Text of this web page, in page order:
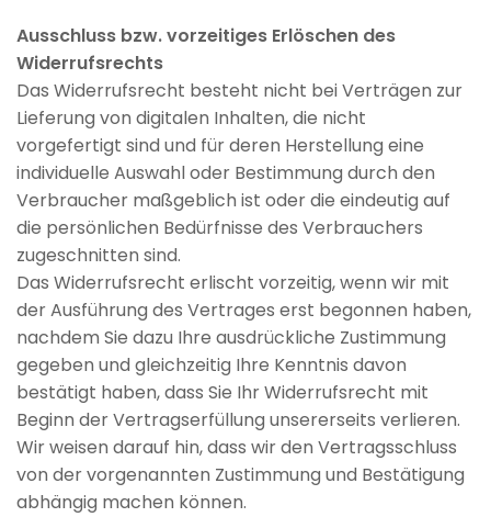
Ausschluss bzw. vorzeitiges Erlöschen des
Widerrufsrechts
Das Widerrufsrecht besteht nicht bei Verträgen zur
Lieferung von digitalen Inhalten, die nicht
vorgefertigt sind und für deren Herstellung eine
individuelle Auswahl oder Bestimmung durch den
Verbraucher maßgeblich ist oder die eindeutig auf
die persönlichen Bedürfnisse des Verbrauchers
zugeschnitten sind.
Das Widerrufsrecht erlischt vorzeitig, wenn wir mit
der Ausführung des Vertrages erst begonnen haben,
nachdem Sie dazu Ihre ausdrückliche Zustimmung
gegeben und gleichzeitig Ihre Kenntnis davon
bestätigt haben, dass Sie Ihr Widerrufsrecht mit
Beginn der Vertragserfüllung unsererseits verlieren.
Wir weisen darauf hin, dass wir den Vertragsschluss
von der vorgenannten Zustimmung und Bestätigung
abhängig machen können.